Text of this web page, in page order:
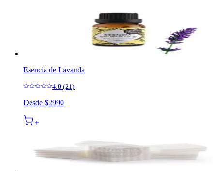
Esencia de Lavanda
4.8 (21)
Desde $2990